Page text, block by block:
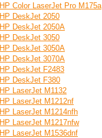
HP Color LaserJet Pro M175a
HP DeskJet 2050
HP DeskJet 2050A
HP DeskJet 3050
HP DeskJet 3050A
HP DeskJet 3070A
HP DeskJet F2483
HP DeskJet F380
HP LaserJet M1132
HP LaserJet M1212nf
HP LaserJet M1214nfh
HP LaserJet M1217nfw
HP LaserJet M1536dnf